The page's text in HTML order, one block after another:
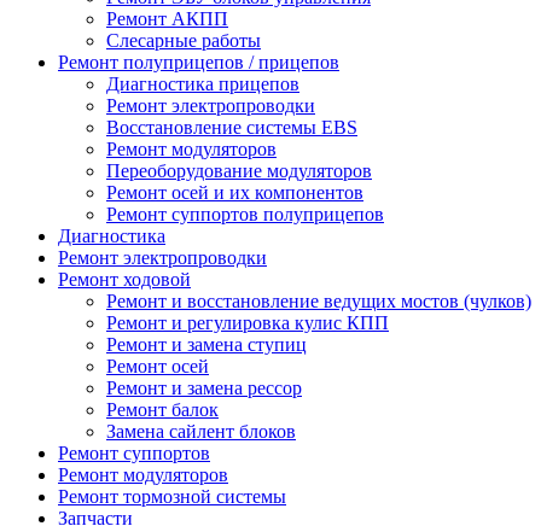
Ремонт АКПП
Слесарные работы
Ремонт полуприцепов / прицепов
Диагностика прицепов
Ремонт электропроводки
Восстановление системы EBS
Ремонт модуляторов
Переоборудование модуляторов
Ремонт осей и их компонентов
Ремонт суппортов полуприцепов
Диагностика
Ремонт электропроводки
Ремонт ходовой
Ремонт и восстановление ведущих мостов (чулков)
Ремонт и регулировка кулис КПП
Ремонт и замена ступиц
Ремонт осей
Ремонт и замена рессор
Ремонт балок
Замена сайлент блоков
Ремонт суппортов
Ремонт модуляторов
Ремонт тормозной системы
Запчасти